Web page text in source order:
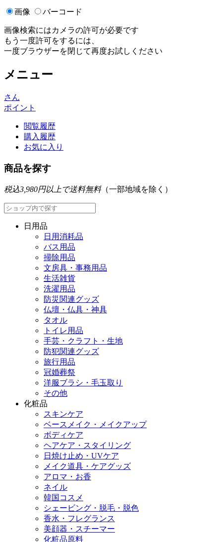
画像 バーコード
画像検索にはカメラの許可が必要です
もう一度許可をするには、
一度ブラウザーを閉じて再度お試しください
メニュー
さん
ポイント
閲覧履歴
購入履歴
お気に入り
商品を探す
税込3,980円以上で送料無料（一部地域を除く）
日用品
日用消耗品
バス用品
掃除用品
文房具・事務用品
生活雑貨
洗濯用品
防災関連グッズ
仏壇・仏具・神具
タオル
トイレ用品
手芸・クラフト・生地
防犯関連グッズ
旅行用品
冠婚葬祭
洋服ブラシ・毛玉取り
その他
化粧品
スキンケア
ベースメイク・メイクアップ
ボディケア
ヘアケア・スタイリング
日焼け止め・UVケア
メイク道具・ケアグッズ
アロマ・お香
ネイル
韓国コスメ
シェービング・脱毛・脱色
香水・フレグランス
美顔器・スチーマー
化粧品原料